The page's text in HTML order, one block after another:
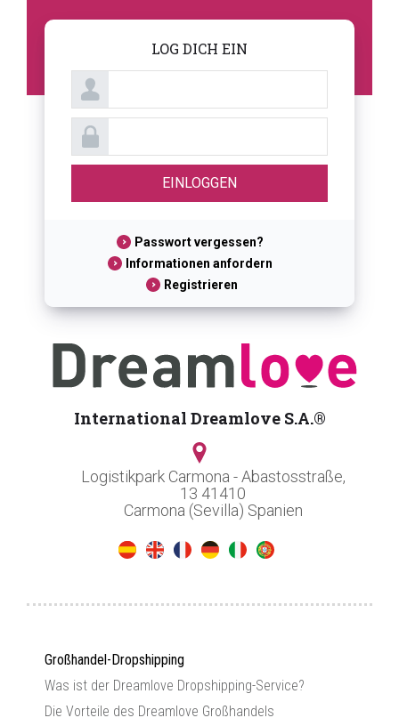
LOG DICH EIN
Passwort vergessen?
Informationen anfordern
Registrieren
International Dreamlove S.A.®
Logistikpark Carmona - Abastosstraße,
13 41410
Carmona (Sevilla) Spanien
Großhandel-Dropshipping
Was ist der Dreamlove Dropshipping-Service?
Die Vorteile des Dreamlove Großhandels